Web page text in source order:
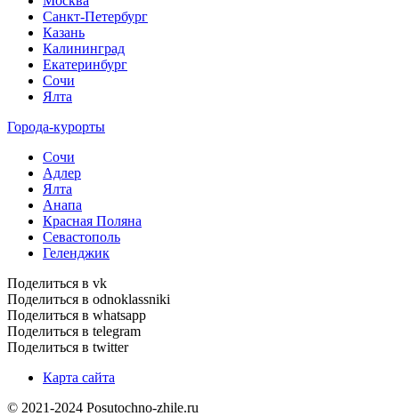
Санкт-Петербург
Казань
Калининград
Екатеринбург
Сочи
Ялта
Города-курорты
Сочи
Адлер
Ялта
Анапа
Красная Поляна
Севастополь
Геленджик
Поделиться в vk
Поделиться в odnoklassniki
Поделиться в whatsapp
Поделиться в telegram
Поделиться в twitter
Карта сайта
© 2021-2024 Posutochno-zhile.ru